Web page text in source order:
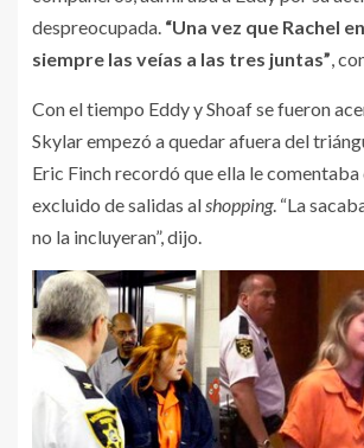
despreocupada. “Una vez que Rachel
siempre las veías a las tres juntas”,
Con el tiempo Eddy y Shoaf se fueron
Skylar empezó a quedar afuera del
Eric Finch recordó que ella le comentaba
excluido de salidas alshopping. “La
no la incluyeran”, dijo.